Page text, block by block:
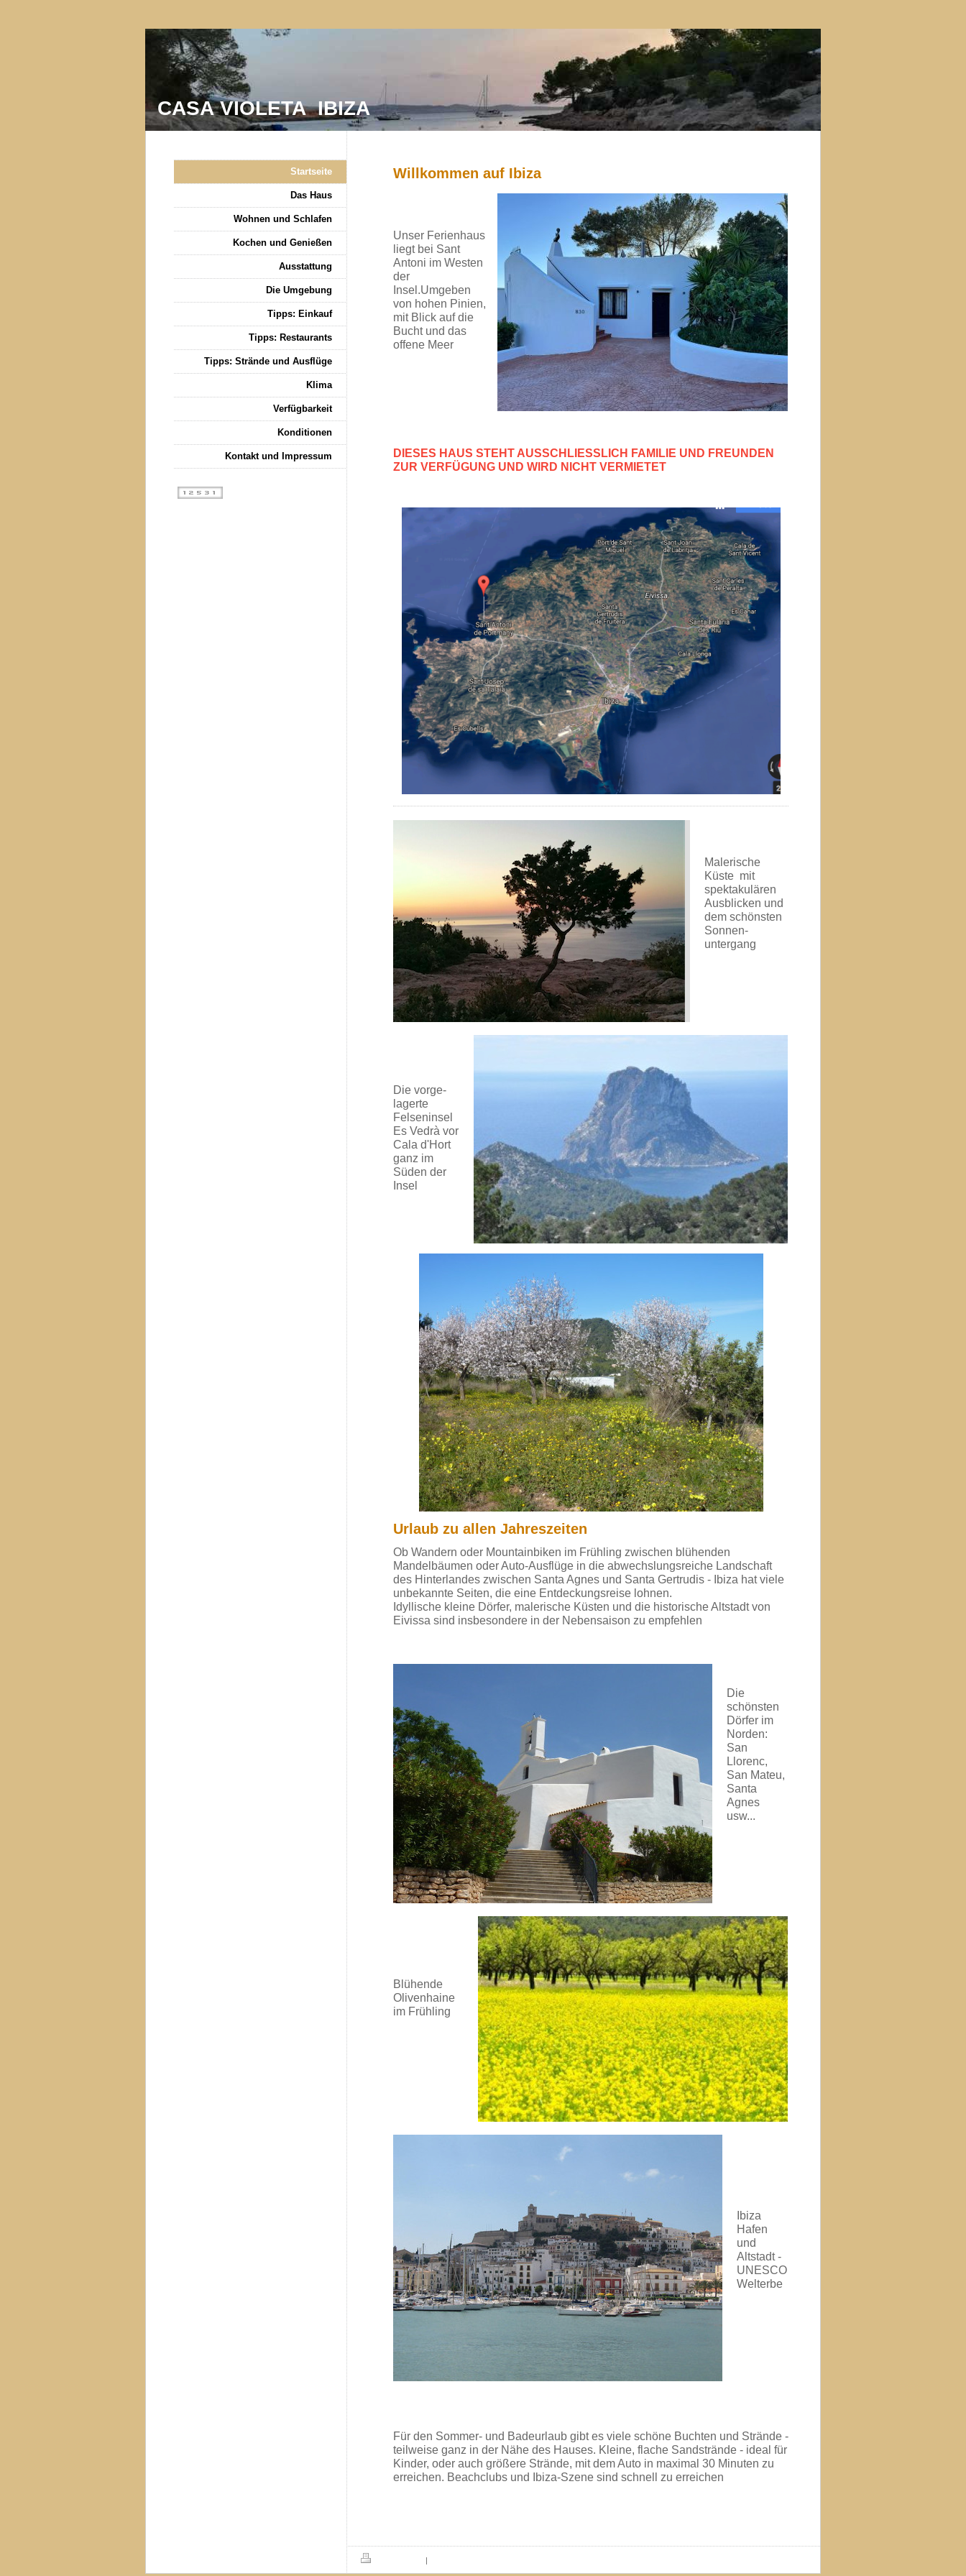
CASA VIOLETA IBIZA
Willkommen auf Ibiza
Unser Ferienhaus
liegt bei Sant
Antoni im Westen
der
Insel.Umgeben
von hohen Pinien,
mit Blick auf die
Bucht und das
offene Meer
DIESES HAUS STEHT AUSSCHLIESSLICH FAMILIE UND FREUNDEN
ZUR VERFÜGUNG UND WIRD NICHT VERMIETET
Malerische
Küste mit
spektakulären
Ausblicken und
dem schönsten
Sonnen-
untergang
Die vorge-
lagerte
Felseninsel
Es Vedrà vor
Cala d'Hort
ganz im
Süden der
Insel
Urlaub zu allen Jahreszeiten
Ob Wandern oder Mountainbiken im Frühling zwischen blühenden
Mandelbäumen oder Auto-Ausflüge in die abwechslungsreiche Landschaft
des Hinterlandes zwischen Santa Agnes und Santa Gertrudis - Ibiza hat viele
unbekannte Seiten, die eine Entdeckungsreise lohnen.
Idyllische kleine Dörfer, malerische Küsten und die historische Altstadt von
Eivissa sind insbesondere in der Nebensaison zu empfehlen
Die
schönsten
Dörfer im
Norden:
San
Llorenc,
San Mateu,
Santa
Agnes
usw...
Blühende
Olivenhaine
im Frühling
Ibiza
Hafen
und
Altstadt -
UNESCO
Welterbe
Für den Sommer- und Badeurlaub gibt es viele schöne Buchten und Strände -
teilweise ganz in der Nähe des Hauses. Kleine, flache Sandstrände - ideal für
Kinder, oder auch größere Strände, mit dem Auto in maximal 30 Minuten zu
erreichen. Beachclubs und Ibiza-Szene sind schnell zu erreichen
Startseite
Das Haus
Wohnen und Schlafen
Kochen und Genießen
Ausstattung
Die Umgebung
Tipps: Einkauf
Tipps: Restaurants
Tipps: Strände und Ausflüge
Klima
Verfügbarkeit
Konditionen
Kontakt und Impressum
|